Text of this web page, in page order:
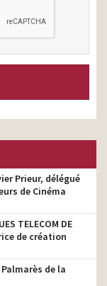
Prieur, délégué
de Cinéma
TELECOM DE
de création
Palmarès de la